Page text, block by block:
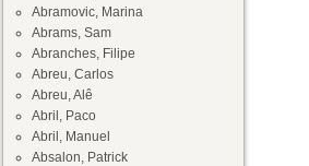
Abramovic, Marina
Abrams, Sam
Abranches, Filipe
Abreu, Carlos
Abreu, Alê
Abril, Paco
Abril, Manuel
Absalon, Patrick